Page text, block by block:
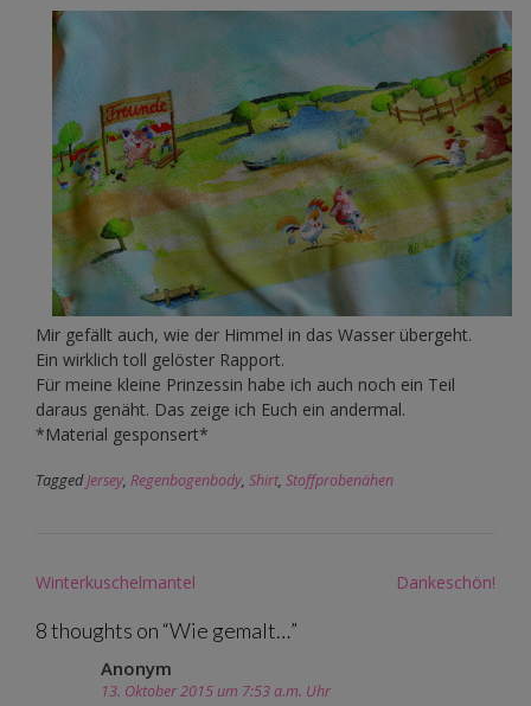
Mir gefällt auch, wie der Himmel in das Wasser übergeht.
Ein wirklich toll gelöster Rapport.
Für meine kleine Prinzessin habe ich auch noch ein Teil
daraus genäht. Das zeige ich Euch ein andermal.
*Material gesponsert*
TaggedJersey, Regenbogenbody, Shirt, Stoffprobenähen
Post
Winterkuschelmantel Dankeschön!
8 thoughts on “Wie gemalt…”
Anonym
13. Oktober 2015 um 7:53 a.m. Uhr